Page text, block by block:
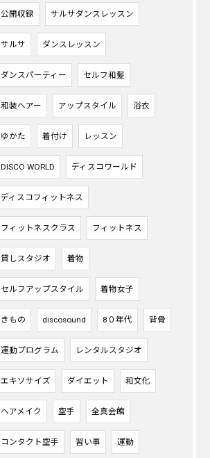
公開収録 サルサダンスレッスン
サルサ ダンスレッスン
ダンスパーティー セルフ和髪
和装ヘアー アップスタイル 浴衣
ゆかた 着付け レッスン
DISCO WORLD ディスコワールド
ディスコフィットネス
フィットネスクラス フィットネス
貸しスタジオ 着物
セルフアップスタイル 着物女子
きもの discosound 8０年代 背骨
運動プログラム レンタルスタジオ
エキソサイズ ダイエット 和文化
ヘアメイク 空手 全真会館
コンタクト空手 習い事 運動